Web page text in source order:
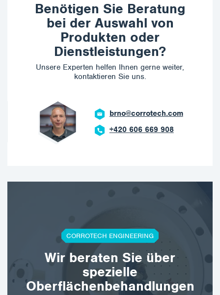
Benötigen Sie Beratung
bei der Auswahl von
Produkten oder
Dienstleistungen?
Unsere Experten helfen Ihnen gerne weiter,
kontaktieren Sie uns.
brno@corrotech.com
+420 606 669 908
CORROTECH ENGINEERING
Wir beraten Sie über
spezielle
Oberflächenbehandlungen